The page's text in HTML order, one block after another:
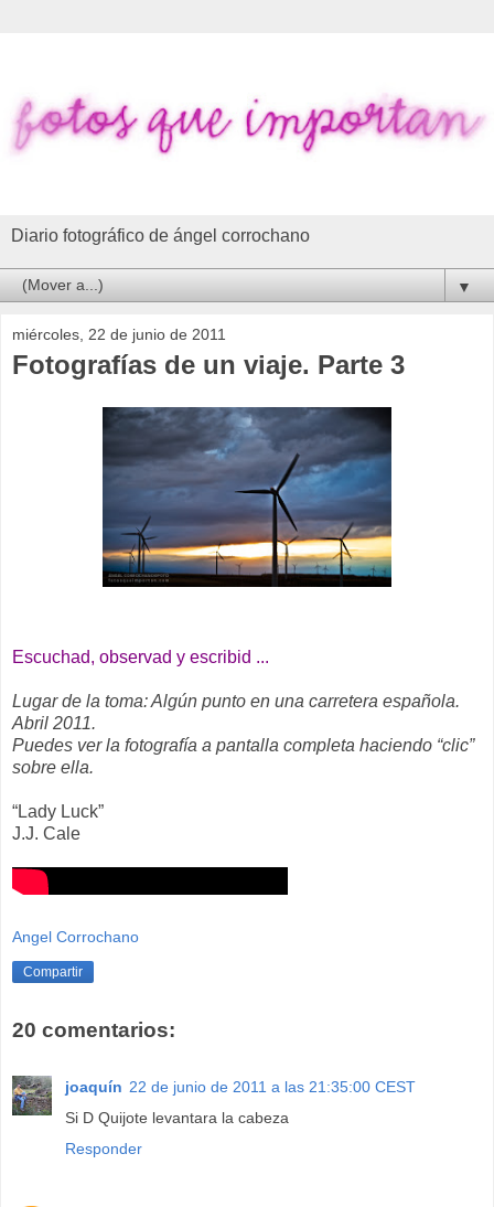
Diario fotográfico de ángel corrochano
▼
miércoles, 22 de junio de 2011
Fotografías de un viaje. Parte 3
Escuchad, observad y escribid ...
Lugar de la toma: Algún punto en una carretera española.
Abril 2011.
Puedes ver la fotografía a pantalla completa haciendo “clic”
sobre ella.
“Lady Luck”
J.J. Cale
Angel Corrochano
Compartir
20 comentarios:
joaquín 22 de junio de 2011 a las 21:35:00 CEST
Si D Quijote levantara la cabeza
Responder